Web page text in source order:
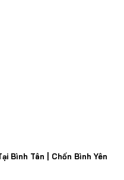
Bình Tân | Chốn Bình Yên